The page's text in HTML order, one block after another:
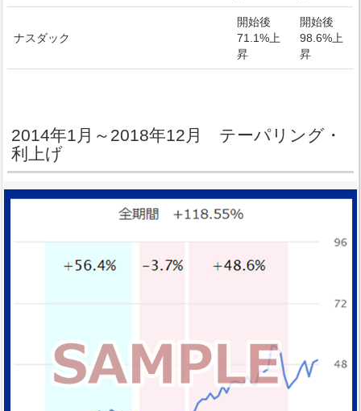
ナスダック
開始後
71.1%上
昇
開始後
98.6%上
昇
2014年1月～2018年12月 テーパリング・
利上げ